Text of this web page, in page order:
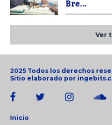
Bre...
Ver
2025 Todos los derechos
Sitio elaborado por
Inicio